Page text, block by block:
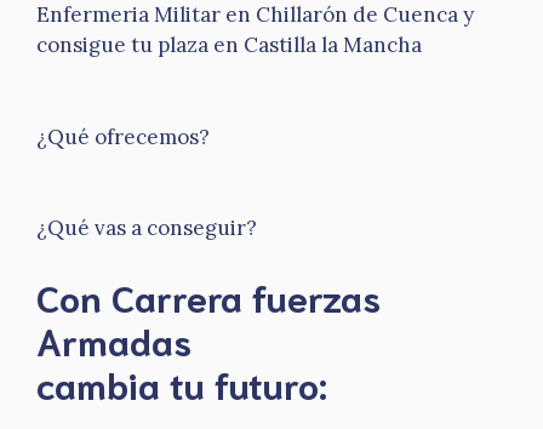
Enfermeria Militar en Chillarón de Cuenca y
consigue tu plaza en Castilla la Mancha
¿Qué ofrecemos?
¿Qué vas a conseguir?
Con Carrera fuerzas
Armadas
​cambia tu futuro: